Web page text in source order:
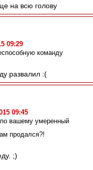
на всю голову
09:29
команду
развалил :(
09:45
вашему умеренный
продался?!
;)